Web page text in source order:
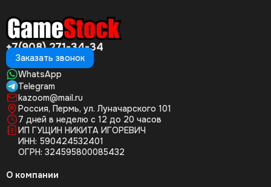
+7(908) 271-34-34
Заказать звонок
WhatsApp
Telegram
kazoom@mail.ru
Россия, Пермь, ул. Луначарского 101
7 дней в неделю с 12 до 20 часов
ИП ГУЩИН НИКИТА ИГОРЕВИЧ
ИНН: 590424532401
ОГРН: 324595800085432
О компании